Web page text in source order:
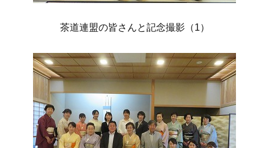
茶道連盟の皆さんと記念撮影（1）